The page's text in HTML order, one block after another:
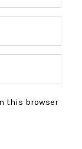
this browser